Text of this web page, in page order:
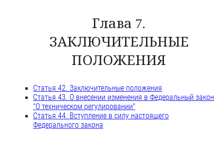
Глава 7.
ЗАКЛЮЧИТЕЛЬНЫЕ
ПОЛОЖЕНИЯ
Статья 42. Заключительные положения
Статья 43. О внесении изменения в Федеральный закон
"О техническом регулировании"
Статья 44. Вступление в силу настоящего
Федерального закона